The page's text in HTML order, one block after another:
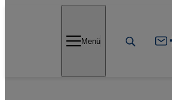
Menü